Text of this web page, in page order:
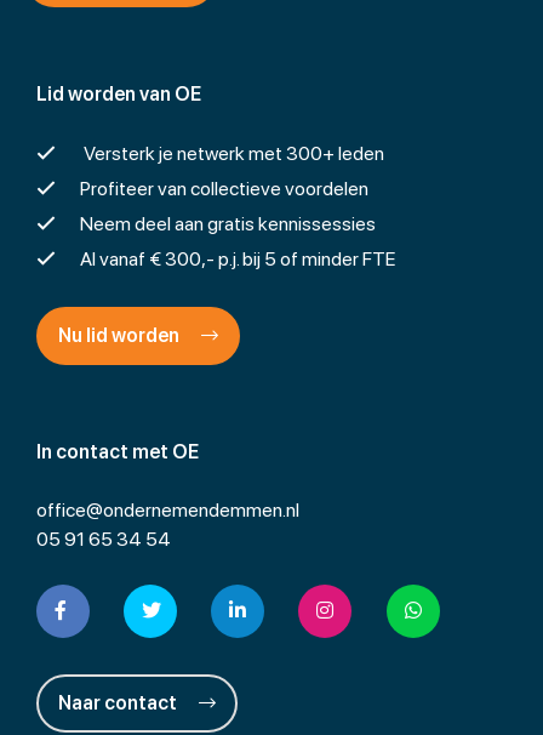
In contact met OE
office@ondernemendemmen.nl
05 91 65 34 54
Naar contact
Lid worden van OE
Versterk je netwerk met 300+ leden
Profiteer van collectieve voordelen
Neem deel aan gratis kennissessies
Al vanaf € 300,- p.j. bij 5 of minder FTE
Nu lid worden